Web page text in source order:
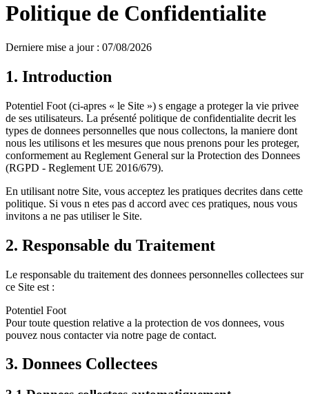
Politique de Confidentialite
Derniere mise a jour : 07/08/2026
1. Introduction
Potentiel Foot (ci-apres « le Site ») s engage a proteger la vie privee
de ses utilisateurs. La présenté politique de confidentialite decrit les
types de donnees personnelles que nous collectons, la maniere dont
nous les utilisons et les mesures que nous prenons pour les proteger,
conformement au Reglement General sur la Protection des Donnees
(RGPD - Reglement UE 2016/679).
En utilisant notre Site, vous acceptez les pratiques decrites dans cette
politique. Si vous n etes pas d accord avec ces pratiques, nous vous
invitons a ne pas utiliser le Site.
2. Responsable du Traitement
Le responsable du traitement des donnees personnelles collectees sur
ce Site est :
Potentiel Foot
Pour toute question relative a la protection de vos donnees, vous
pouvez nous contacter via notre page de contact.
3. Donnees Collectees